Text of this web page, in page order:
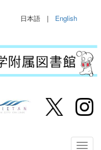
日本語 | English